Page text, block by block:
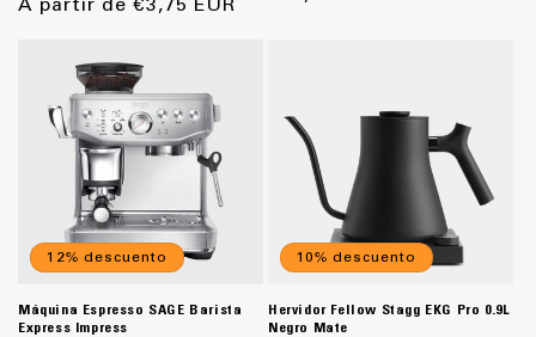
12% descuento
Máquina Espresso SAGE Barista
Express Impress
10% descuento
Hervidor Fellow Stagg EKG Pro 0.9L
Negro Mate